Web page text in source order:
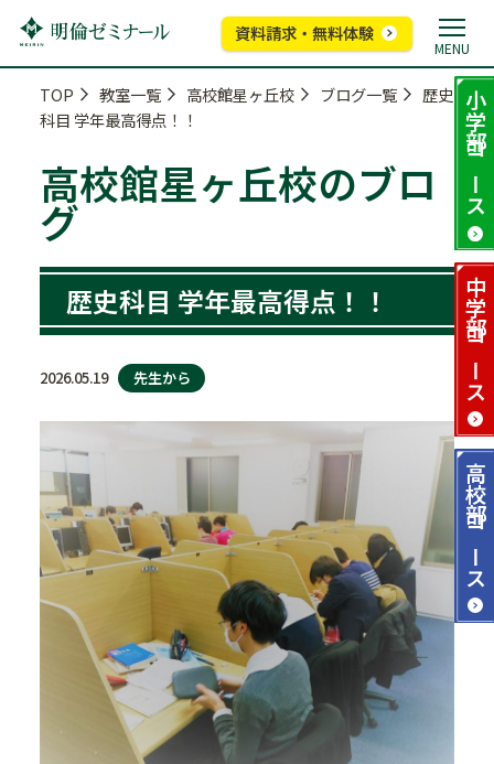
資料請求・無料体験
MENU
小学部
コース
中学部
コース
高校部
コース
TOP 教室一覧 高校館星ヶ丘校 ブログ一覧
歴史
科目 学年最高得点！！
高校館星ヶ丘校のブロ
グ
歴史科目 学年最高得点！！
2026.05.19 先生から